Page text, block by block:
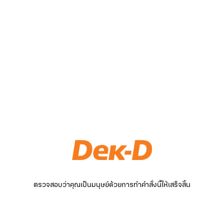
ตรวจสอบว่าคุณเป็นมนุษย์ด้วยการทำคำสั่งนี้ให้เสร็จสิ้น